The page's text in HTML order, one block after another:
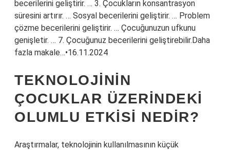
becerilerini geliştirir. … 3. Çocukların konsantrasyon
süresini artırır. … Sosyal becerilerini geliştirir. … Problem
çözme becerilerini geliştirir. … Çocuğunuzun ufkunu
genişletir. … 7. Çocuğunuz becerilerini geliştirebilir.Daha
fazla makale…•16.11.2024
TEKNOLOJININ
ÇOCUKLAR ÜZERINDEKI
OLUMLU ETKISI NEDIR?
Araştırmalar, teknolojinin kullanılmasının küçük